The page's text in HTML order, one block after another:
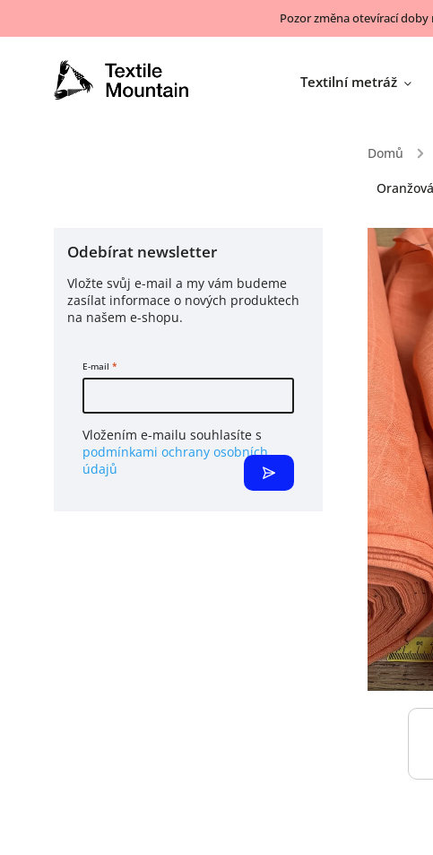
Pozor změna otevírací doby
Textilní metráž
Domů /
Odebírat newsletter
Vložte svůj e-mail a my vám budeme
zasílat informace o nových produktech
na našem e-shopu.
E-mail
Vložením e-mailu souhlasíte s
podmínkami ochrany osobních
údajů